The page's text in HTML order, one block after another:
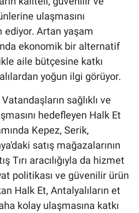
ulaşmasını
ediyor. Artan yaşam
ekonomik bir alternatif
aile bütçesine katkı
yoğun ilgi görüyor.
Vatandaşların sağlıklı ve
hedefleyen Halk Et
Kepez, Serik,
satış mağazalarının
Tırı aracılığıyla da hizmet
politikası ve güvenilir ürün
Halk Et, Antalyalıların et
kolay ulaşmasına katkı